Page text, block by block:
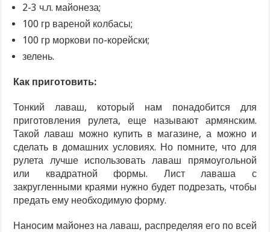
2-3 ч.л. майонеза;
100 гр вареной колбасы;
100 гр моркови по-корейски;
зелень.
Как приготовить:
Тонкий лаваш, который нам понадобится для
приготовления рулета, еще называют армянским.
Такой лаваш можно купить в магазине, а можно и
сделать в домашних условиях. Но помните, что для
рулета лучше использовать лаваш прямоугольной
или квадратной формы. Лист лаваша с
закругленными краями нужно будет подрезать, чтобы
предать ему необходимую форму.
Наносим майонез на лаваш, распределяя его по всей